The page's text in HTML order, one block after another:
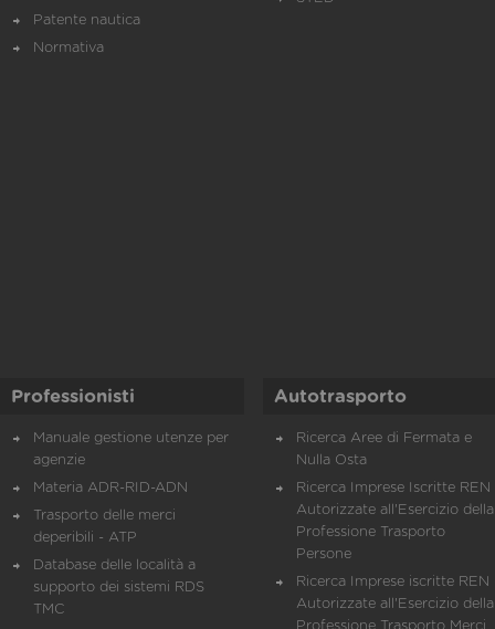
Patente nautica
Normativa
Professionisti
Manuale gestione utenze per
agenzie
Materia ADR-RID-ADN
Trasporto delle merci
deperibili - ATP
Database delle località a
supporto dei sistemi RDS
TMC
Autotrasporto
Ricerca Aree di Fermata e
Nulla Osta
Ricerca Imprese Iscritte REN
Autorizzate all'Esercizio della
Professione Trasporto
Persone
Ricerca Imprese iscritte REN
Autorizzate all'Esercizio della
Professione Trasporto Merci